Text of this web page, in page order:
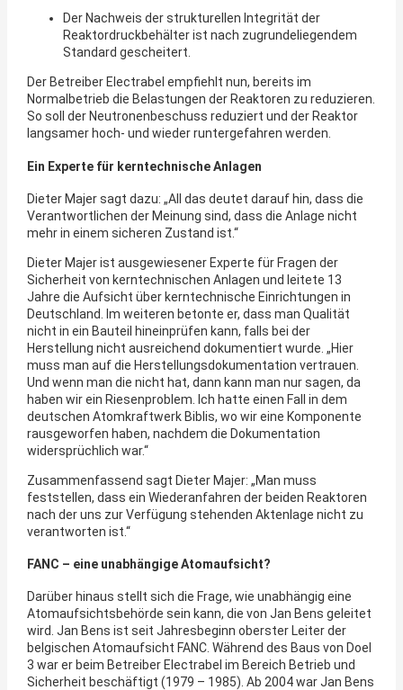
Der Nachweis der strukturellen Integrität der
Reaktordruckbehälter ist nach zugrundeliegendem
Standard gescheitert.
Der Betreiber Electrabel empfiehlt nun, bereits im
Normalbetrieb die Belastungen der Reaktoren zu reduzieren.
So soll der Neutronenbeschuss reduziert und der Reaktor
langsamer hoch- und wieder runtergefahren werden.
Ein Experte für kerntechnische Anlagen
Dieter Majer sagt dazu: „All das deutet darauf hin, dass die
Verantwortlichen der Meinung sind, dass die Anlage nicht
mehr in einem sicheren Zustand ist.“
Dieter Majer ist ausgewiesener Experte für Fragen der
Sicherheit von kerntechnischen Anlagen und leitete 13
Jahre die Aufsicht über kerntechnische Einrichtungen in
Deutschland. Im weiteren betonte er, dass man Qualität
nicht in ein Bauteil hineinprüfen kann, falls bei der
Herstellung nicht ausreichend dokumentiert wurde. „Hier
muss man auf die Herstellungsdokumentation vertrauen.
Und wenn man die nicht hat, dann kann man nur sagen, da
haben wir ein Riesenproblem. Ich hatte einen Fall in dem
deutschen Atomkraftwerk Biblis, wo wir eine Komponente
rausgeworfen haben, nachdem die Dokumentation
widersprüchlich war.“
Zusammenfassend sagt Dieter Majer: „Man muss
feststellen, dass ein Wieder­anfahren der beiden Reaktoren
nach der uns zur Verfügung stehenden Aktenlage nicht zu
verantworten ist.“
FANC – eine unabhängige Atomaufsicht?
Darüber hinaus stellt sich die Frage, wie unabhängig eine
Atom­aufsichts­behörde sein kann, die von Jan Bens geleitet
wird. Jan Bens ist seit Jahresbeginn oberster Leiter der
belgischen Atomaufsicht FANC. Während des Baus von Doel
3 war er beim Betreiber Electrabel im Bereich Betrieb und
Sicherheit beschäftigt (1979 – 1985). Ab 2004 war Jan Bens